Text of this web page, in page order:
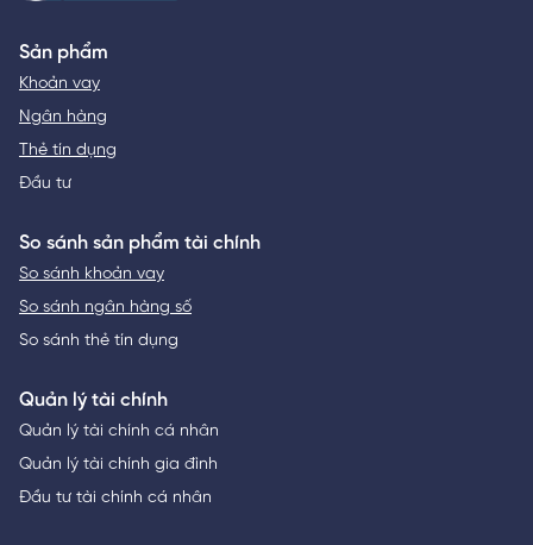
Sản phẩm
Khoản vay
Ngân hàng
Thẻ tín dụng
Đầu tư
So sánh sản phẩm tài chính
So sánh khoản vay
So sánh ngân hàng số
So sánh thẻ tín dụng
Quản lý tài chính
Quản lý tài chính cá nhân
Quản lý tài chính gia đình
Đầu tư tài chính cá nhân